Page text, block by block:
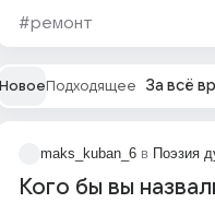
#ремонт
Новое Подходящее За всё
maks_kuban_6 в Поэзия
Кого бы вы